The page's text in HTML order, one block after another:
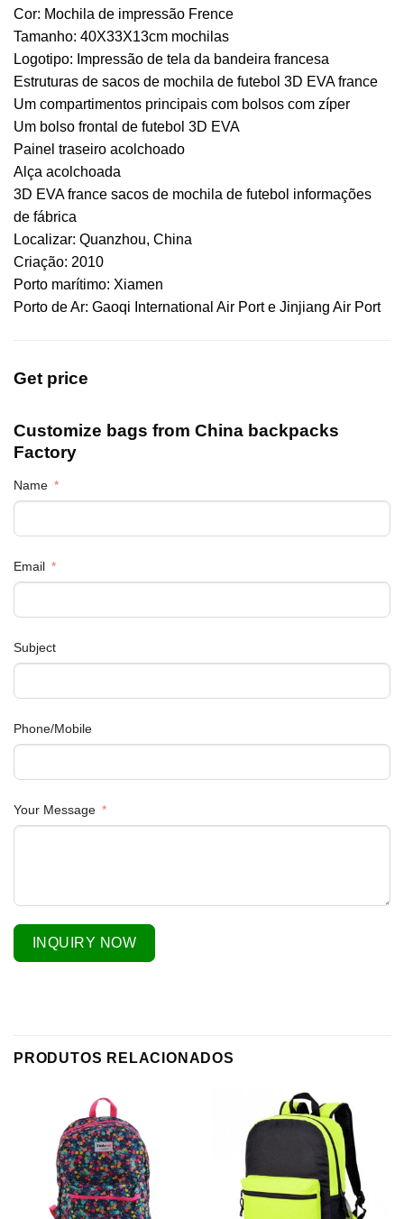
Cor: Mochila de impressão Frence
Tamanho: 40X33X13cm mochilas
Logotipo: Impressão de tela da bandeira francesa
Estruturas de sacos de mochila de futebol 3D EVA france
Um compartimentos principais com bolsos com zíper
Um bolso frontal de futebol 3D EVA
Painel traseiro acolchoado
Alça acolchoada
3D EVA france sacos de mochila de futebol informações
de fábrica
Localizar: Quanzhou, China
Criação: 2010
Porto marítimo: Xiamen
Porto de Ar: Gaoqi International Air Port e Jinjiang Air Port
Get price
Customize bags from China backpacks
Factory
Name
Email
Subject
Phone/Mobile
Your Message
INQUIRY NOW
PRODUTOS RELACIONADOS